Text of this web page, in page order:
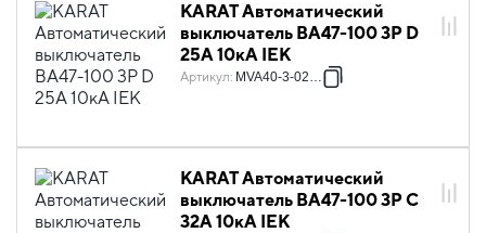
KARAT Автоматический
выключатель ВА47-100 3P D
25А 10кА IEK
Артикул: MVA40-3-025-D
KARAT Автоматический
выключатель ВА47-100 3P C
32А 10кА IEK